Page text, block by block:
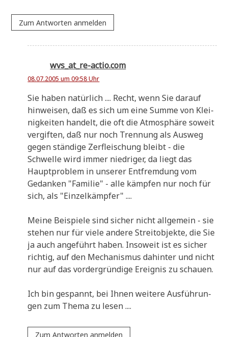
Zum Antworten anmelden
wvs_at_re-actio.com
08.07.2005 um 09:58 Uhr
Sie haben natür­lich .... Recht, wenn Sie dar­auf
hin­wei­sen, daß es sich um eine Sum­me von Klei­
nig­kei­ten han­delt, die oft die Atmo­sphä­re soweit
ver­gif­ten, daß nur noch Tren­nung als Aus­weg
gegen stän­di­ge Zer­flei­schung bleibt - die
Schwel­le wird immer nied­ri­ger, da liegt das
Haupt­pro­blem in unse­rer Ent­frem­dung vom
Gedan­ken "Fami­lie" - alle kämp­fen nur noch für
sich, als "Ein­zel­kämp­fer" ....
Mei­ne Bei­spie­le sind sicher nicht all­ge­mein - sie
ste­hen nur für vie­le ande­re Streit­ob­jek­te, die Sie
ja auch ange­führt haben. Inso­weit ist es sicher
rich­tig, auf den Mecha­nis­mus dahin­ter und nicht
nur auf das vor­der­grün­di­ge Ereig­nis zu schauen.
Ich bin gespannt, bei Ihnen wei­te­re Aus­füh­run­
gen zum The­ma zu lesen ....
Zum Antworten anmelden